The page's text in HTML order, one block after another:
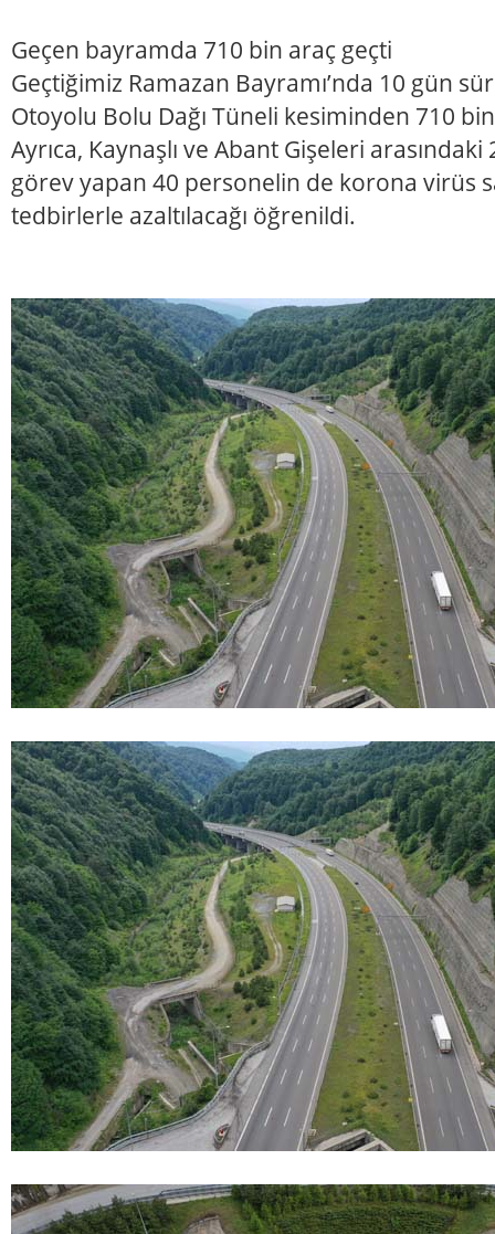
Geçen bayramda 710 bin araç geçti
Geçtiğimiz Ramazan Bayramı’nda 10 gün
Otoyolu Bolu Dağı Tüneli kesiminden 710
Ayrıca, Kaynaşlı ve Abant Gişeleri
görev yapan 40 personelin de korona virüs
tedbirlerle azaltılacağı öğrenildi.